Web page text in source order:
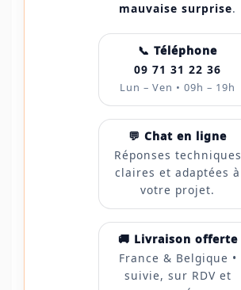
mauvaise surprise.
📞 Téléphone
09 71 31 22 36
Lun – Ven • 09h – 19h
💬 Chat en ligne
Réponses techniques
claires et adaptées à
votre projet.
🚚 Livraison offerte
France & Belgique •
suivie, sur RDV et